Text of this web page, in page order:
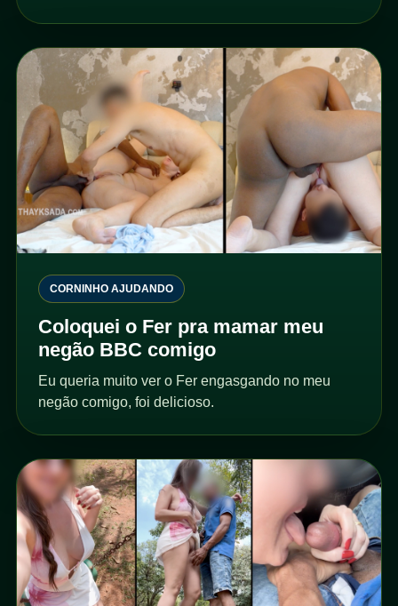
CORNINHO AJUDANDO
Coloquei o Fer pra mamar meu
negão BBC comigo
Eu queria muito ver o Fer engasgando no meu
negão comigo, foi delicioso.